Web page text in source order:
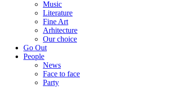
Music
Literature
Fine Art
Arhitecture
Our choice
Go Out
People
News
Face to face
Party